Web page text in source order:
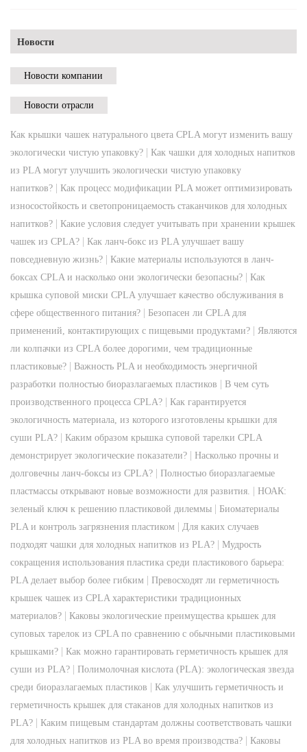
Новости
Новости компании
Новости отрасли
Как крышки чашек натурального цвета CPLA могут изменить вашу
экологически чистую упаковку? | Как чашки для холодных напитков
из PLA могут улучшить экологически чистую упаковку
напитков? | Как процесс модификации PLA может оптимизировать
износостойкость и светопроницаемость стаканчиков для холодных
напитков? | Какие условия следует учитывать при хранении крышек
чашек из CPLA? | Как ланч-бокс из PLA улучшает вашу
повседневную жизнь? | Какие материалы используются в ланч-
боксах CPLA и насколько они экологически безопасны? | Как
крышка суповой миски CPLA улучшает качество обслуживания в
сфере общественного питания? | Безопасен ли CPLA для
применений, контактирующих с пищевыми продуктами? | Являются
ли колпачки из CPLA более дорогими, чем традиционные
пластиковые? | Важность PLA и необходимость энергичной
разработки полностью биоразлагаемых пластиков | В чем суть
производственного процесса CPLA? | Как гарантируется
экологичность материала, из которого изготовлены крышки для
суши PLA? | Каким образом крышка суповой тарелки CPLA
демонстрирует экологические показатели? | Насколько прочны и
долговечны ланч-боксы из CPLA? | Полностью биоразлагаемые
пластмассы открывают новые возможности для развития. | НОАК:
зеленый ключ к решению пластиковой дилеммы | Биоматериалы
PLA и контроль загрязнения пластиком | Для каких случаев
подходят чашки для холодных напитков из PLA? | Мудрость
сокращения использования пластика среди пластикового барьера:
PLA делает выбор более гибким | Превосходят ли герметичность
крышек чашек из CPLA характеристики традиционных
материалов? | Каковы экологические преимущества крышек для
суповых тарелок из CPLA по сравнению с обычными пластиковыми
крышками? | Как можно гарантировать герметичность крышек для
суши из PLA? | Полимолочная кислота (PLA): экологическая звезда
среди биоразлагаемых пластиков | Как улучшить герметичность и
герметичность крышек для стаканов для холодных напитков из
PLA? | Каким пищевым стандартам должны соответствовать чашки
для холодных напитков из PLA во время производства? | Каковы